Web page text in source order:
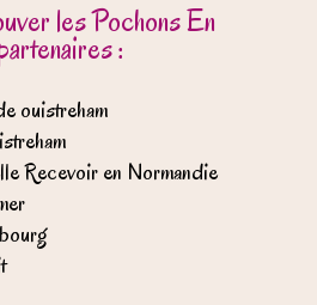
les Pochons En
:
ouistreham
Recevoir en Normandie